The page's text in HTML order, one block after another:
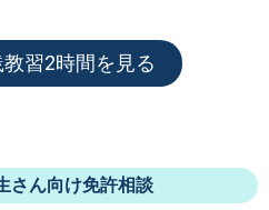
習2時間を見る
さん向け免許相談